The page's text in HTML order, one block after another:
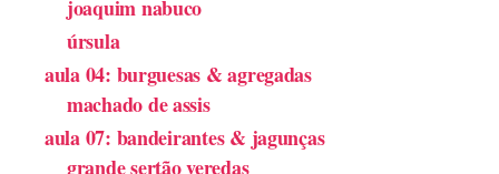
joaquim nabuco
úrsula
aula 04: burguesas & agregadas
machado de assis
aula 07: bandeirantes & jagunças
grande sertão veredas